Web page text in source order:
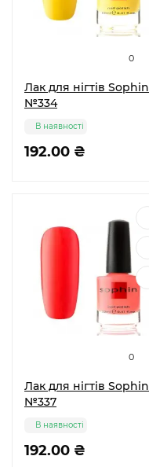
0
Лак для нігтів Sophin
№334
192.00 ₴
В наявності
0
Лак для нігтів Sophin
№337
192.00 ₴
В наявності